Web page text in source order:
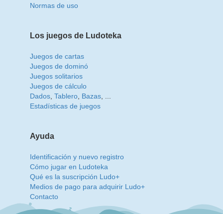
Normas de uso
Los juegos de Ludoteka
Juegos de cartas
Juegos de dominó
Juegos solitarios
Juegos de cálculo
Dados Tablero Bazas
Estadísticas de juegos
Ayuda
Identificación y nuevo registro
Cómo jugar en Ludoteka
Qué es la suscripción Ludo+
Medios de pago para adquirir Ludo+
Contacto